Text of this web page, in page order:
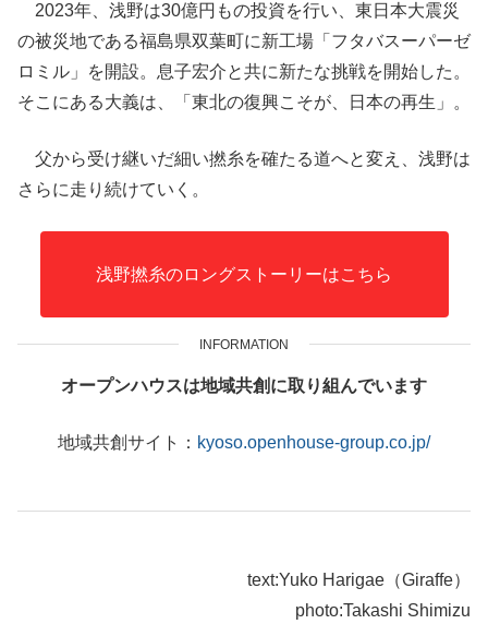
2023年、浅野は30億円もの投資を行い、東日本大震災
の被災地である福島県双葉町に新工場「フタバスーパーゼ
ロミル」を開設。息子宏介と共に新たな挑戦を開始した。
そこにある大義は、「東北の復興こそが、日本の再生」。
父から受け継いだ細い撚糸を確たる道へと変え、浅野は
さらに走り続けていく。
浅野撚糸のロングストーリーはこちら
INFORMATION
オープンハウスは地域共創に取り組んでいます
地域共創サイト： kyoso.openhouse-group.co.jp/
text:Yuko Harigae（Giraffe）
photo:Takashi Shimizu